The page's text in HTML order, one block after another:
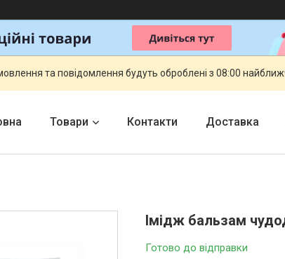
та повідомлення будуть оброблені з 08:00
Товари Контакти Доставка
Імідж бальзам
Готово до відправки